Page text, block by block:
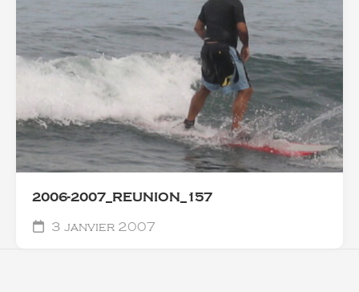
2006-2007_REUNION_157
3 janvier 2007